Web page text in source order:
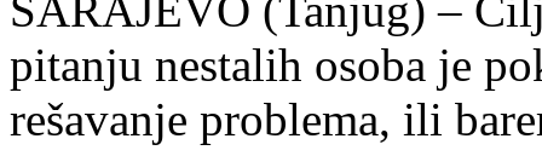
pitanju nestalih osoba je
rešavanje problema, ili